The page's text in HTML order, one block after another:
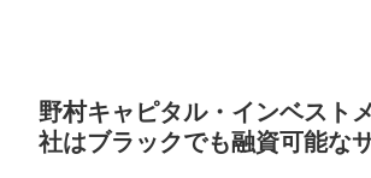
野村キャピタル・インベスト
社はブラックでも融資可能な